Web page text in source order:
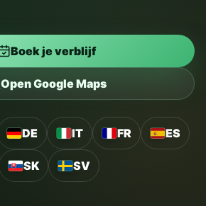
Boek je verblijf
Open Google Maps
DE IT FR ES
SK SV